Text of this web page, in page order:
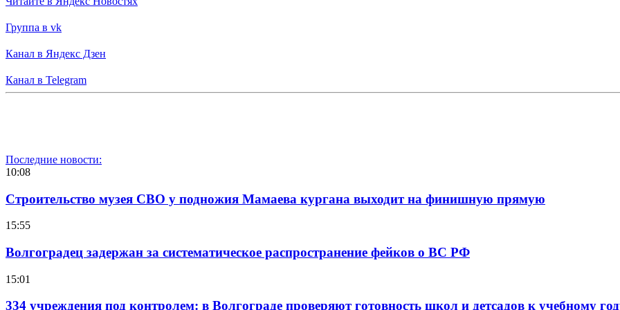
Группа в vk
Канал в Яндекс Дзен
Канал в Telegram
Последние новости:
10:08
Строительство музея СВО у подножия Мамаева кургана выходит на финишную прямую
15:55
Волгоградец задержан за систематическое распространение фейков о ВС РФ
15:01
334 учреждения под контролем: в Волгограде проверяют готовность школ и детсадов к учебному